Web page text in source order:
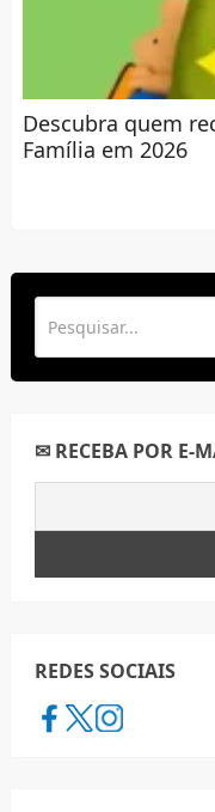
Descubra quem
Família em 2026
✉ RECEBA POR E-
REDES SOCIAIS